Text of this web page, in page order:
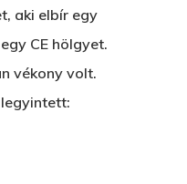
aki elbír egy
CE hölgyet.
vékony volt.